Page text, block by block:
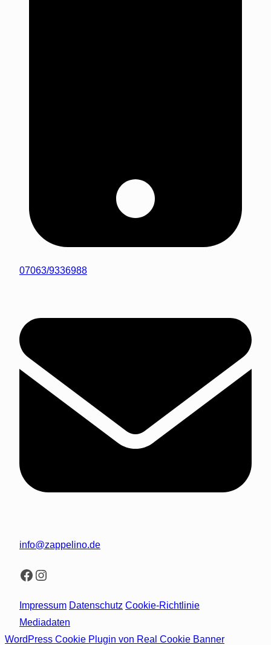
07063/9336988
info@zappelino.de
Facebook
Instagram
Impressum Datenschutz Cookie-Richtlinie
Mediadaten
WordPress Cookie Plugin von Real Cookie Banner